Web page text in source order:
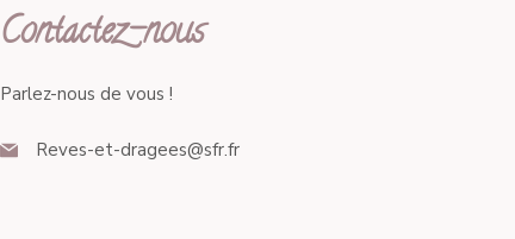
Contactez-nous
Parlez-nous de vous !
Reves-et-dragees@sfr.fr